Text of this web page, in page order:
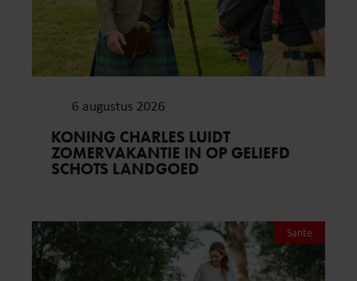
6 augustus 2026
KONING CHARLES LUIDT
ZOMERVAKANTIE IN OP GELIEFD
SCHOTS LANDGOED
Sante